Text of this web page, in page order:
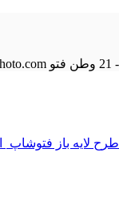
وطن فتو
طرح لایه باز فتوشاپ